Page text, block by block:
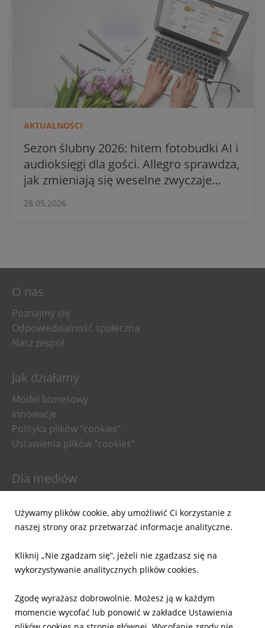
AKTUALNOŚCI
Sezon ślubny 2026: hitem fotobudki AI i
audioksięgi dla gości. Allegro sprawdza,
jak zmieniają się weselne zwyczaje
28.05.2026
O nas
Poznajmy się
Odpowiedzialność społeczna
Nasz zespół
Jak działamy
Model biznesowy
Innowacje
Polityka plików "cookies"
Ustawienia plików "cookies"
Dla mediów
Materiały do pobrania
Powiadomienia email
Dla inwestorów
Raporty bieżące
Ład Korporacyjny
Używamy plików cookie, aby umożliwić Ci korzystanie z
naszej strony oraz przetwarzać informacje analityczne.
Kliknij „Nie zgadzam się”, jeżeli nie zgadzasz się na
wykorzystywanie analitycznych plików cookies.
Zgodę wyrażasz dobrowolnie. Możesz ją w każdym
momencie wycofać lub ponowić w zakładce Ustawienia